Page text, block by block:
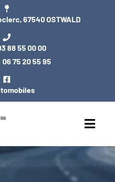
67540 OSTWALD
88 55 00 00
06 75 20 55 95